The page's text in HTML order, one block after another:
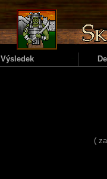
Výsledek
(